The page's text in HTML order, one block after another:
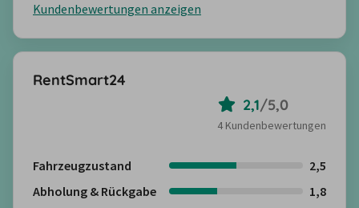
Kundenbewertungen anzeigen
RentSmart24
2,1/5,0
4 Kundenbewertungen
Fahrzeugzustand
2,5
Abholung & Rückgabe
1,8